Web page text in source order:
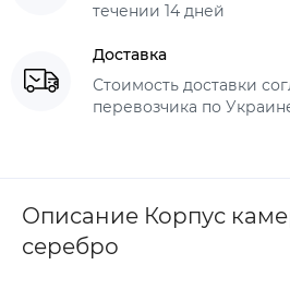
течении 14 дней
Доставка
Стоимость доставки
перевозчика по
Описание Корпус
серебро